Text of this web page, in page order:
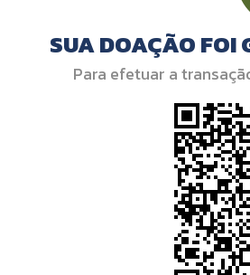
SUA DOAÇÃO FOI
Para efetuar a